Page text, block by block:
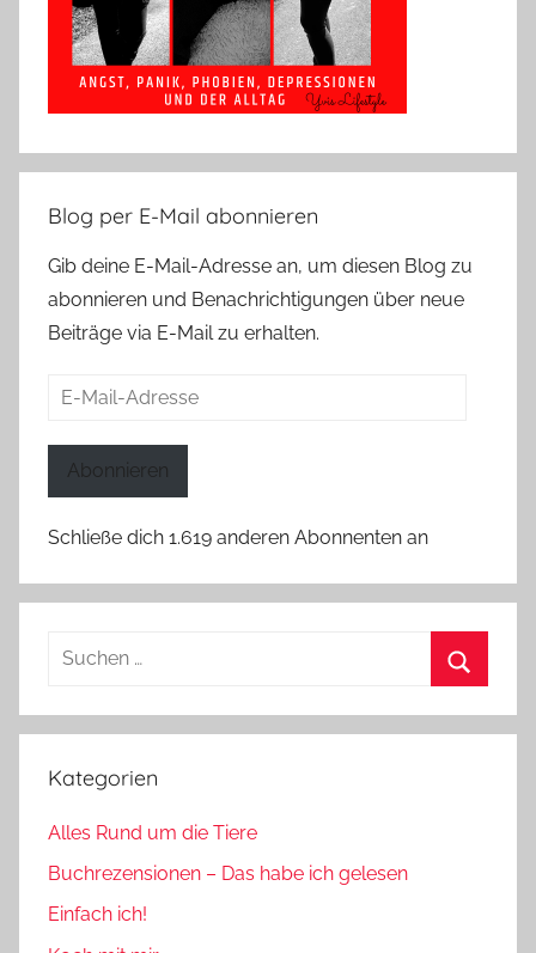
Blog per E-Mail abonnieren
Gib deine E-Mail-Adresse an, um diesen Blog zu
abonnieren und Benachrichtigungen über neue
Beiträge via E-Mail zu erhalten.
E-
Abonnieren
Schließe dich 1.619 anderen Abonnenten an
Suchen
Kategorien
Alles Rund um die Tiere
Buchrezensionen – Das habe ich gelesen
Einfach ich!